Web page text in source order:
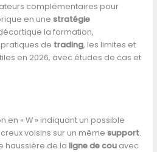
complémentaires pour
en une stratégie
la formation,
de trading, les limites et
en 2026, avec études de cas et
en « W » indiquant un possible
voisins sur un même support.
haussière de la ligne de couavec